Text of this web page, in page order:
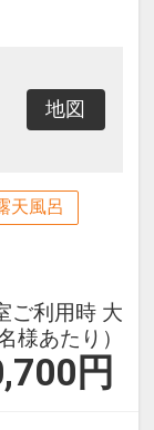
地図
天風呂
ご利用時 大
様あたり）
円